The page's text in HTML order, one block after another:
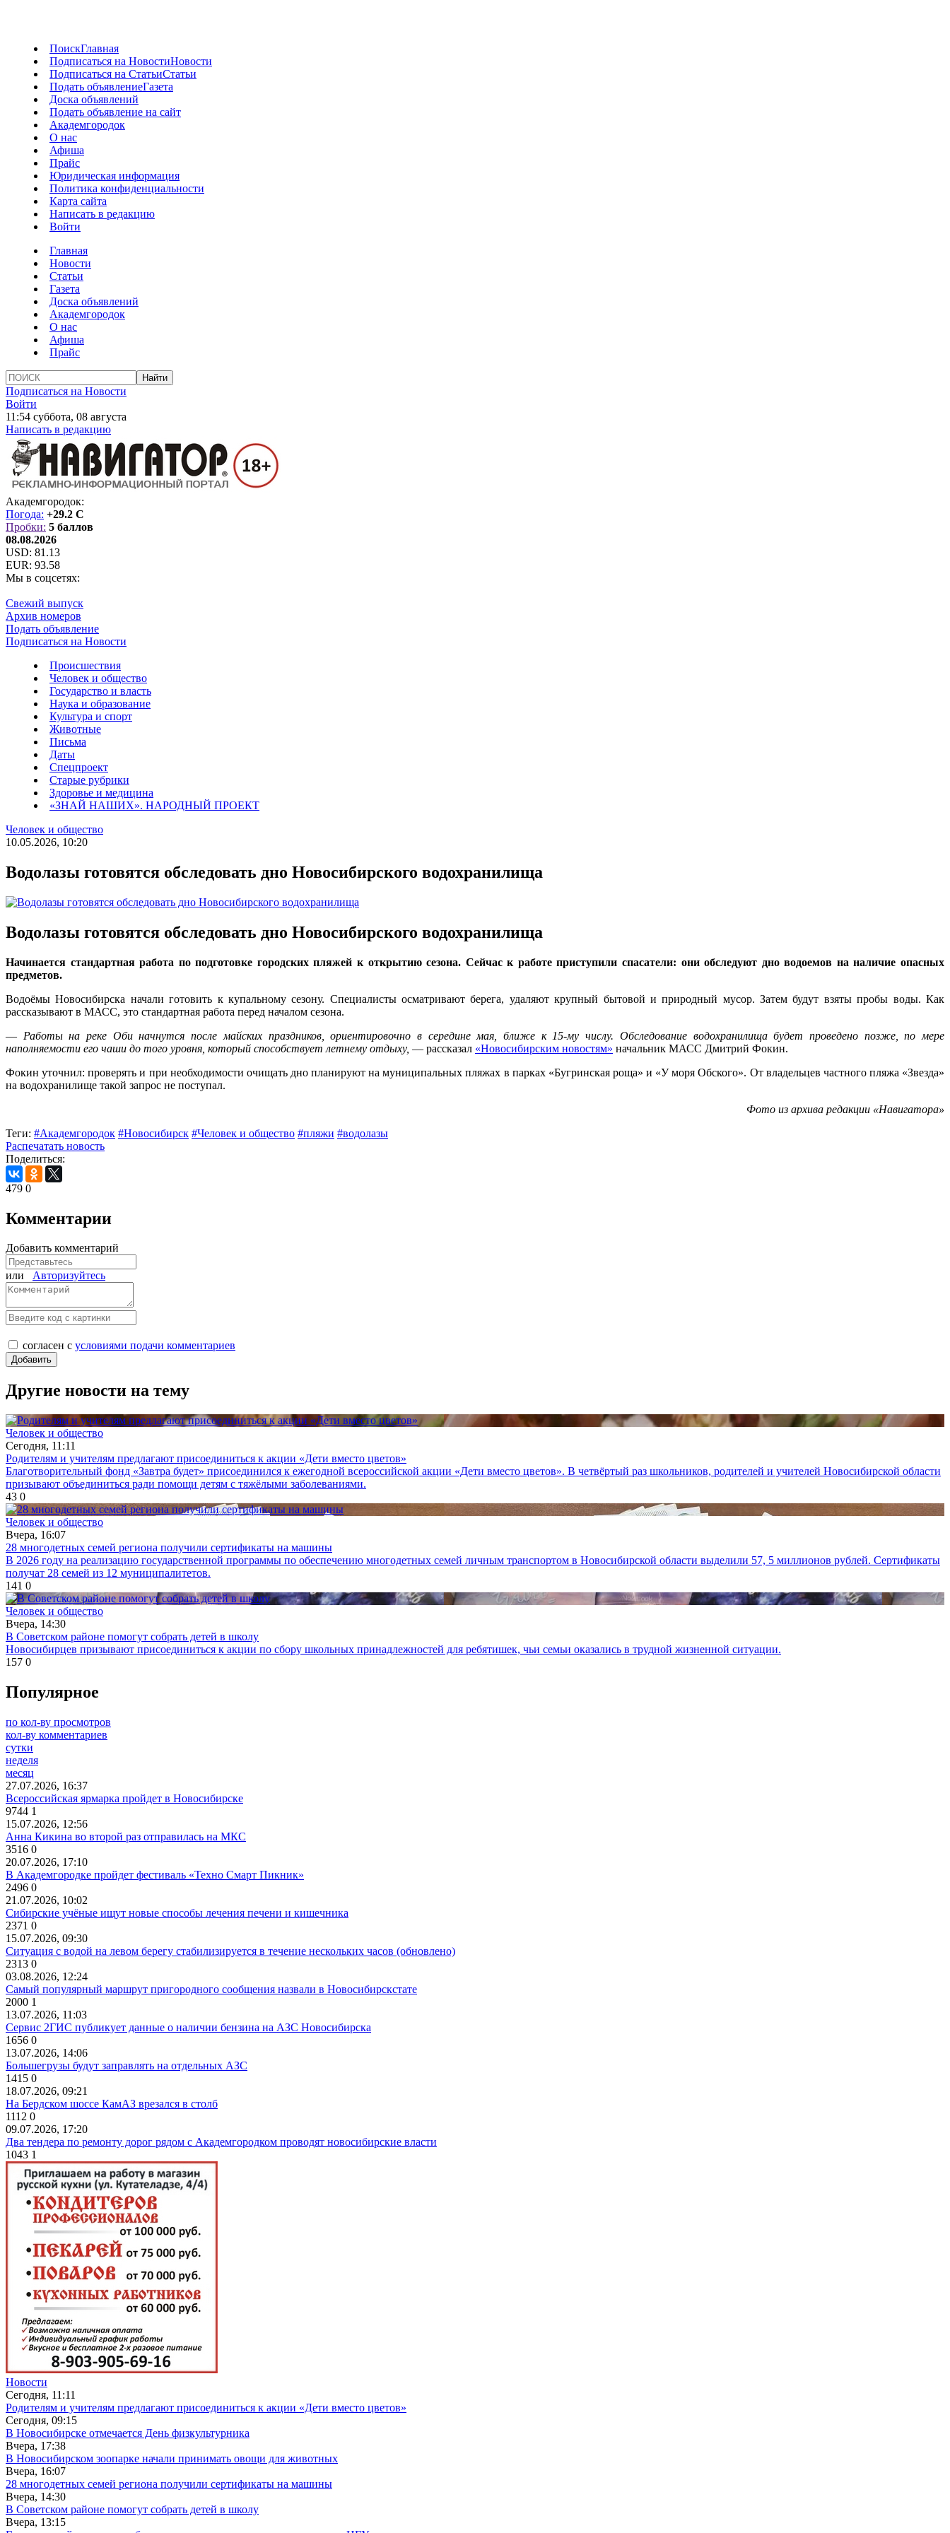
ПоискГлавная
Подписаться на НовостиНовости
Подписаться на СтатьиСтатьи
Подать объявлениеГазета
Доска объявлений
Подать объявление на сайт
Академгородок
О нас
Афиша
Прайс
Юридическая информация
Политика конфиденциальности
Карта сайта
Написать в редакцию
Войти
Главная
Новости
Статьи
Газета
Доска объявлений
Академгородок
О нас
Афиша
Прайс
Подписаться на Новости
Войти
11:54 суббота, 08 августа
Написать в редакцию
Академгородок:
Погода: +29.2 C
Пробки: 5 баллов
08.08.2026
USD: 81.13
EUR: 93.58
Мы в соцсетях:
Свежий выпуск
Архив номеров
Подать объявление
Подписаться на Новости
Происшествия
Человек и общество
Государство и власть
Наука и образование
Культура и спорт
Животные
Письма
Даты
Спецпроект
Старые рубрики
Здоровье и медицина
«ЗНАЙ НАШИХ». НАРОДНЫЙ ПРОЕКТ
Человек и общество
10.05.2026, 10:20
Водолазы готовятся обследовать дно Новосибирского водохранилища
Водолазы готовятся обследовать дно Новосибирского водохранилища
Начинается стандартная работа по подготовке городских пляжей к открытию сезона. Сейчас к работе приступили спасатели: они обследуют дно водоемов на наличие опасных
предметов.
Водоёмы Новосибирска начали готовить к купальному сезону. Специалисты осматривают берега, удаляют крупный бытовой и природный мусор. Затем будут взяты пробы воды. Как
рассказывают в МАСС, это стандартная работа перед началом сезона.
— Работы на реке Оби начнутся после майских праздников, ориентировочно в середине мая, ближе к 15-му числу. Обследование водохранилища будет проведено позже, по мере
наполняемости его чаши до того уровня, который способствует летнему отдыху, — рассказал «Новосибирским новостям» начальник МАСС Дмитрий Фокин.
Фокин уточнил: проверять и при необходимости очищать дно планируют на муниципальных пляжах в парках «Бугринская роща» и «У моря Обского». От владельцев частного пляжа «Звезда»
на водохранилище такой запрос не поступал.
Фото из архива редакции «Навигатора»
Теги: #Академгородок #Новосибирск #Человек и общество #пляжи #водолазы
Распечатать новость
Поделиться:
479 0
Комментарии
Добавить комментарий
или Авторизуйтесь
согласен с условиями подачи комментариев
Другие новости на тему
Человек и общество
Сегодня, 11:11
Родителям и учителям предлагают присоединиться к акции «Дети вместо цветов»
Благотворительный фонд «Завтра будет» присоединился к ежегодной всероссийской акции «Дети вместо цветов». В четвёртый раз школьников, родителей и учителей Новосибирской области
призывают объединиться ради помощи детям с тяжёлыми заболеваниями.
43 0
Человек и общество
Вчера, 16:07
28 многодетных семей региона получили сертификаты на машины
В 2026 году на реализацию государственной программы по обеспечению многодетных семей личным транспортом в Новосибирской области выделили 57, 5 миллионов рублей. Сертификаты
получат 28 семей из 12 муниципалитетов.
141 0
Человек и общество
Вчера, 14:30
В Советском районе помогут собрать детей в школу
Новосибирцев призывают присоединиться к акции по сбору школьных принадлежностей для ребятишек, чьи семьи оказались в трудной жизненной ситуации.
157 0
Популярное
по кол-ву просмотров
кол-ву комментариев
сутки
неделя
месяц
27.07.2026, 16:37
Всероссийская ярмарка пройдет в Новосибирске
9744 1
15.07.2026, 12:56
Анна Кикина во второй раз отправилась на МКС
3516 0
20.07.2026, 17:10
В Академгородке пройдет фестиваль «Техно Смарт Пикник»
2496 0
21.07.2026, 10:02
Сибирские учёные ищут новые способы лечения печени и кишечника
2371 0
15.07.2026, 09:30
Ситуация с водой на левом берегу стабилизируется в течение нескольких часов (обновлено)
2313 0
03.08.2026, 12:24
Самый популярный маршрут пригородного сообщения назвали в Новосибирскстате
2000 1
13.07.2026, 11:03
Сервис 2ГИС публикует данные о наличии бензина на АЗС Новосибирска
1656 0
13.07.2026, 14:06
Большегрузы будут заправлять на отдельных АЗС
1415 0
18.07.2026, 09:21
На Бердском шоссе КамАЗ врезался в столб
1112 0
09.07.2026, 17:20
Два тендера по ремонту дорог рядом с Академгородком проводят новосибирские власти
1043 1
Новости
Сегодня, 11:11
Родителям и учителям предлагают присоединиться к акции «Дети вместо цветов»
Сегодня, 09:15
В Новосибирске отмечается День физкультурника
Вчера, 17:38
В Новосибирском зоопарке начали принимать овощи для животных
Вчера, 16:07
28 многодетных семей региона получили сертификаты на машины
Вчера, 14:30
В Советском районе помогут собрать детей в школу
Вчера, 13:15